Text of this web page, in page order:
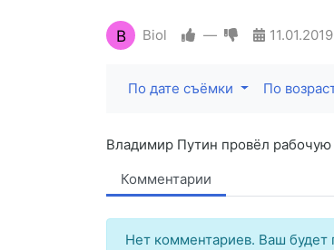
B Biol — 11.01.2019
По дате съёмки По
Владимир Путин провёл
Комментарии
Нет комментариев. Ваш будет